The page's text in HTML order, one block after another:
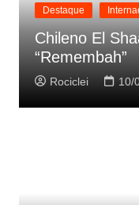
Destaque
Chileno El
“Remembah”
Rociclei 10/